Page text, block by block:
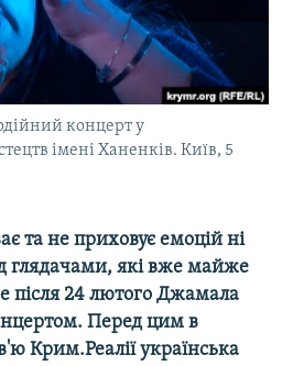
концерт у
імені Ханенків. Київ, 5
та не приховує емоцій ні
глядачами, які вже майже
після 24 лютого Джамала
Перед цим в
Крим.Реалії українська